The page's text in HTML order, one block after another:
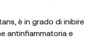
è in grado di inibire
antinfiammatoria e